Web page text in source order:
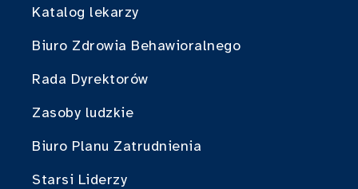
Katalog lekarzy
Biuro Zdrowia Behawioralnego
Rada Dyrektorów
Zasoby ludzkie
Biuro Planu Zatrudnienia
Starsi Liderzy